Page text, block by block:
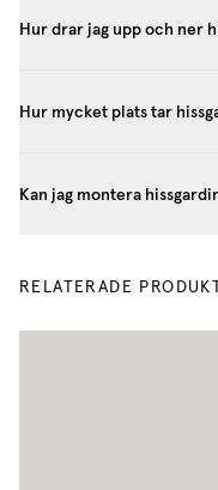
Hur drar jag upp och ner
Hur mycket plats tar
Kan jag montera
RELATERADE